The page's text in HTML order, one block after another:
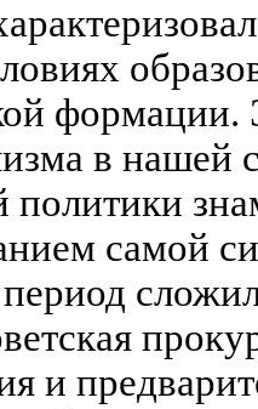
в нашей
политики
самой
и